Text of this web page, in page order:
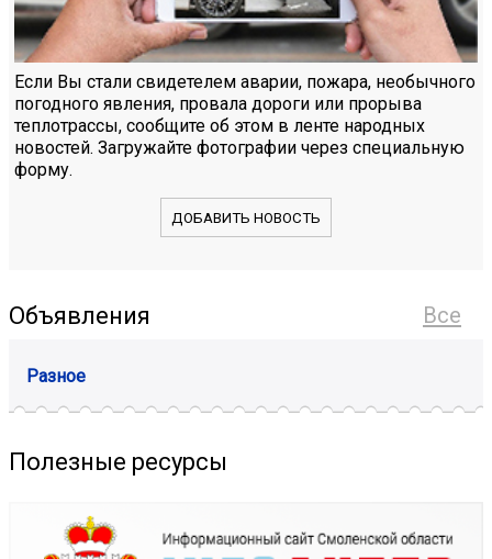
Если Вы стали свидетелем аварии, пожара, необычного
погодного явления, провала дороги или прорыва
теплотрассы, сообщите об этом в ленте народных
новостей. Загружайте фотографии через специальную
форму.
ДОБАВИТЬ НОВОСТЬ
Все
Объявления
Разное
Полезные ресурсы